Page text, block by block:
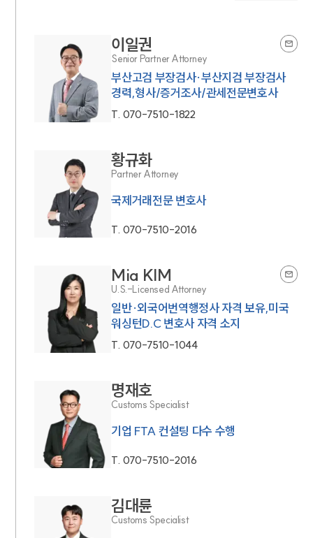
이일권
Senior Partner Attorney
부산고검 부장검사·부산지검 부장검사
경력,형사/증거조사/관세전문변호사
T. 070-7510-1822
황규화
Partner Attorney
국제거래전문 변호사
T. 070-7510-2016
Mia KIM
U.S.-Licensed Attorney
일반·외국어번역행정사 자격 보유,미국
워싱턴D.C 변호사 자격 소지
T. 070-7510-1044
명재호
Customs Specialist
기업 FTA 컨설팅 다수 수행
T. 070-7510-2016
김대륜
Customs Specialist